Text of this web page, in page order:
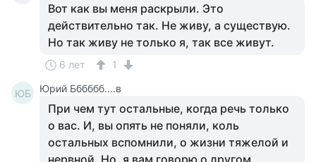
Вот как вы меня раскрыли. Это
действительно так. Не живу, а существую.
Но так живу не только я, так все живут.
6 лет 1
ЮБ Юрий Бббббб....в
При чем тут остальные, когда речь только
о вас. И, вы опять не поняли, коль
остальных вспомнили, о жизни тяжелой и
нервной. Но, я вам говорю о другом.